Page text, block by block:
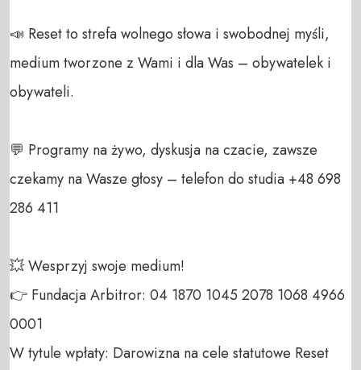
📣 Reset to strefa wolnego słowa i swobodnej myśli,
medium tworzone z Wami i dla Was – obywatelek i
obywateli.
💬 Programy na żywo, dyskusja na czacie, zawsze
czekamy na Wasze głosy – telefon do studia +48 698
286 411
💥 Wesprzyj swoje medium!
👉 Fundacja Arbitror: 04 1870 1045 2078 1068 4966
0001
W tytule wpłaty: Darowizna na cele statutowe Reset